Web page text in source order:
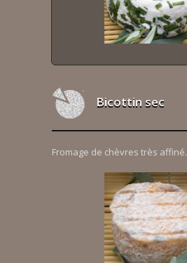
Bicottin sec
Fromage de chèvres très affiné.